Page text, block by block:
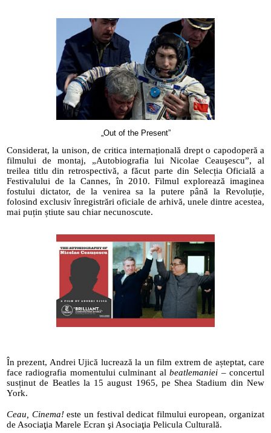
„Out of the Present”
Considerat, la unison, de critica internațională drept o capodoperă a
filmului de montaj, „Autobiografia lui Nicolae Ceauşescu”, al
treilea titlu din retrospectivă, a făcut parte din Selecția Oficială a
Festivalului de la Cannes, în 2010. Filmul explorează imaginea
fostului dictator, de la venirea sa la putere până la Revoluție,
folosind exclusiv înregistrări oficiale de arhivă, unele dintre acestea,
mai puțin știute sau chiar necunoscute.
În prezent, Andrei Ujică lucrează la un film extrem de așteptat, care
face radiografia momentului culminant al beatlemaniei – concertul
susținut de Beatles la 15 august 1965, pe Shea Stadium din New
York.
Ceau, Cinema! este un festival dedicat filmului european, organizat
de Asociaţia Marele Ecran şi Asociaţia Pelicula Culturală.